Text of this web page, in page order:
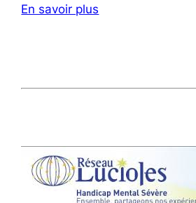
En savoir plus